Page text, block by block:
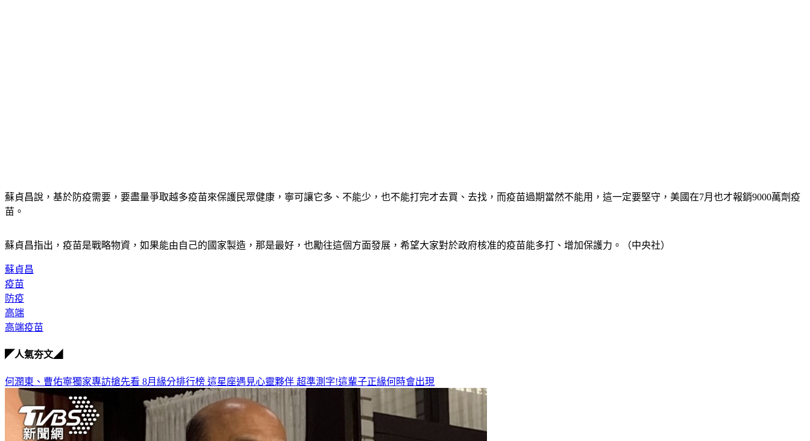
蘇貞昌說，基於防疫需要，要盡量爭取越多疫苗來保護民眾健康，寧可讓它多、不能少，也不能打完才去買、去找，而疫苗過期當然不能用，這一定要堅守，美國在7月也才報銷9000萬劑疫
苗。
蘇貞昌指出，疫苗是戰略物資，如果能由自己的國家製造，那是最好，也勵往這個方面發展，希望大家對於政府核准的疫苗能多打、增加保護力。（中央社）
蘇貞昌
疫苗
防疫
高端
高端疫苗
◤人氣夯文◢
何潤東、曹佑寧獨家專訪搶先看 8月緣分排行榜 這星座遇見心靈夥伴 超準測字!這輩子正緣何時會出現